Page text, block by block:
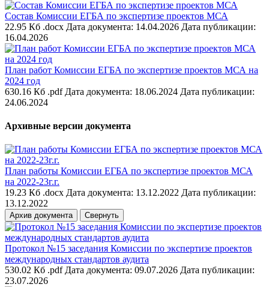
Состав Комиссии ЕГБА по экспертизе проектов МСА
22.95 Кб .docx Дата документа: 14.04.2026 Дата публикации:
16.04.2026
План работ Комиссии ЕГБА по экспертизе проектов МСА на
2024 год
630.16 Кб .pdf Дата документа: 18.06.2024 Дата публикации:
24.06.2024
Архивные версии документа
План работы Комиссии ЕГБА по экспертизе проектов МСА
на 2022-23г.г.
19.23 Кб .docx Дата документа: 13.12.2022 Дата публикации:
13.12.2022
Архив документа Свернуть
Протокол №15 заседания Комиссии по экспертизе проектов
международных стандартов аудита
530.02 Кб .pdf Дата документа: 09.07.2026 Дата публикации:
23.07.2026